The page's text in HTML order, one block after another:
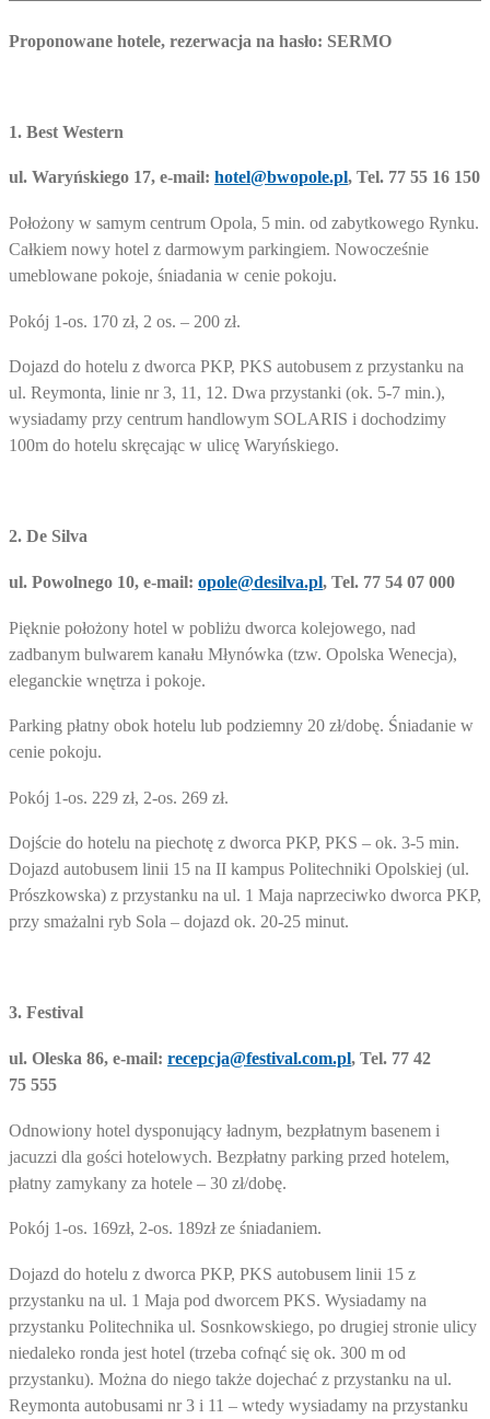
Proponowane hotele, rezerwacja na hasło: SERMO
1. Best Western
ul. Waryńskiego 17, e-mail: hotel@bwopole.pl, Tel. 77 55 16 150
Położony w samym centrum Opola, 5 min. od zabytkowego Rynku.
Całkiem nowy hotel z darmowym parkingiem. Nowocześnie
umeblowane pokoje, śniadania w cenie pokoju.
Pokój 1-os. 170 zł, 2 os. – 200 zł.
Dojazd do hotelu z dworca PKP, PKS autobusem z przystanku na
ul. Reymonta, linie nr 3, 11, 12. Dwa przystanki (ok. 5-7 min.),
wysiadamy przy centrum handlowym SOLARIS i dochodzimy
100m do hotelu skręcając w ulicę Waryńskiego.
2. De Silva
ul. Powolnego 10, e-mail: opole@desilva.pl, Tel. 77 54 07 000
Pięknie położony hotel w pobliżu dworca kolejowego, nad
zadbanym bulwarem kanału Młynówka (tzw. Opolska Wenecja),
eleganckie wnętrza i pokoje.
Parking płatny obok hotelu lub podziemny 20 zł/dobę. Śniadanie w
cenie pokoju.
Pokój 1-os. 229 zł, 2-os. 269 zł.
Dojście do hotelu na piechotę z dworca PKP, PKS – ok. 3-5 min.
Dojazd autobusem linii 15 na II kampus Politechniki Opolskiej (ul.
Prószkowska) z przystanku na ul. 1 Maja naprzeciwko dworca PKP,
przy smażalni ryb Sola – dojazd ok. 20-25 minut.
3. Festival
ul. Oleska 86, e-mail: recepcja@festival.com.pl, Tel. 77 42
75 555
Odnowiony hotel dysponujący ładnym, bezpłatnym basenem i
jacuzzi dla gości hotelowych. Bezpłatny parking przed hotelem,
płatny zamykany za hotele – 30 zł/dobę.
Pokój 1-os. 169zł, 2-os. 189zł ze śniadaniem.
Dojazd do hotelu z dworca PKP, PKS autobusem linii 15 z
przystanku na ul. 1 Maja pod dworcem PKS. Wysiadamy na
przystanku Politechnika ul. Sosnkowskiego, po drugiej stronie ulicy
niedaleko ronda jest hotel (trzeba cofnąć się ok. 300 m od
przystanku). Można do niego także dojechać z przystanku na ul.
Reymonta autobusami nr 3 i 11 – wtedy wysiadamy na przystanku